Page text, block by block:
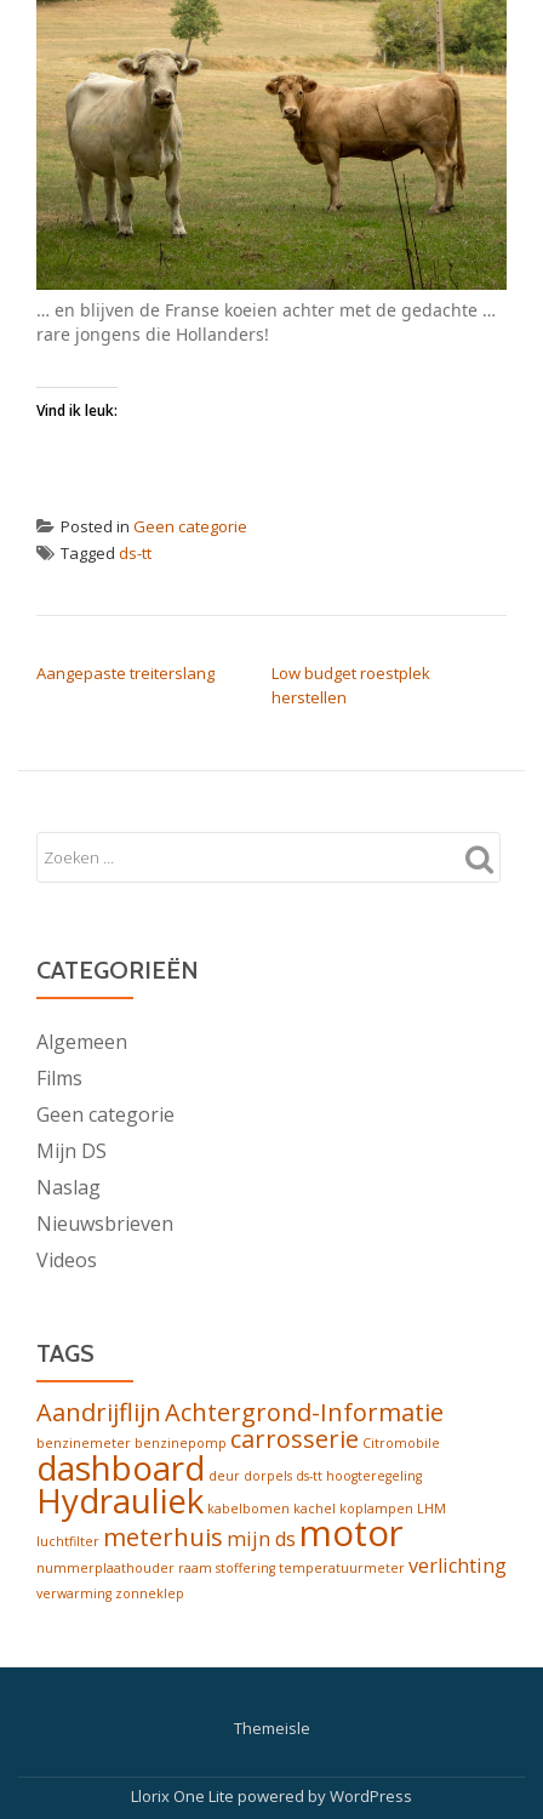
… en blijven de Franse koeien achter met de gedachte …
rare jongens die Hollanders!
Vind ik leuk:
Posted in Geen categorie
Tagged ds-tt
Aangepaste treiterslang
Low budget roestplek
herstellen
CATEGORIEËN
Algemeen
Films
Geen categorie
Mijn DS
Naslag
Nieuwsbrieven
Videos
TAGS
AandrijflijnAchtergrond-Informatie
benzinemeter benzinepomp carrosserie Citromobile
dashboard deur dorpels ds-tt hoogteregeling
Hydrauliek kabelbomen kachel koplampen LHM
luchtfilter meterhuis mijn ds motor
nummerplaathouder raam stoffering temperatuurmeter verlichting
verwarming zonneklep
Themeisle
Secondary
Llorix One Lite powered byWordPress